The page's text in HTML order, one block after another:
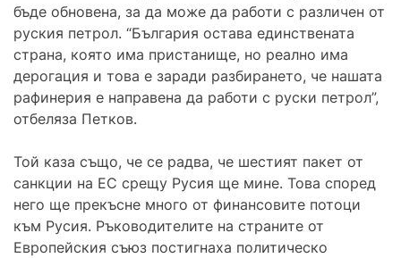
бъде обновена, за да може да работи с различен от
руския петрол. “България остава единствената
страна, която има пристанище, но реално има
дерогация и това е заради разбирането, че нашата
рафинерия е направена да работи с руски петрол”,
отбеляза Петков.
Той каза също, че се радва, че шестият пакет от
санкции на ЕС срещу Русия ще мине. Това според
него ще прекъсне много от финансовите потоци
към Русия. Ръководителите на страните от
Европейския съюз постигнаха политическо